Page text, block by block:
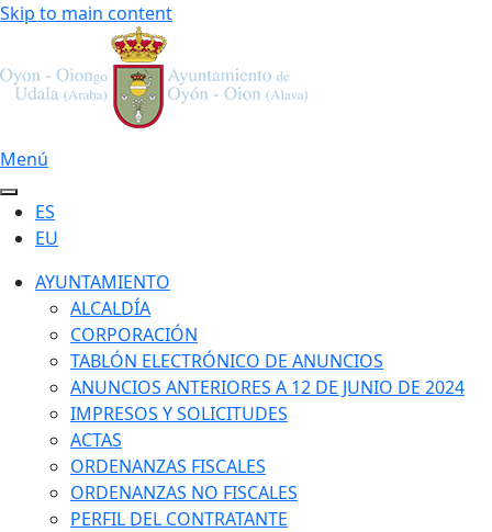
Skip to main content
Menú
ES
EU
AYUNTAMIENTO
ALCALDÍA
CORPORACIÓN
TABLÓN ELECTRÓNICO DE ANUNCIOS
ANUNCIOS ANTERIORES A 12 DE JUNIO DE 2024
IMPRESOS Y SOLICITUDES
ACTAS
ORDENANZAS FISCALES
ORDENANZAS NO FISCALES
PERFIL DEL CONTRATANTE